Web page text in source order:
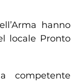
hanno
locale Pronto
competente